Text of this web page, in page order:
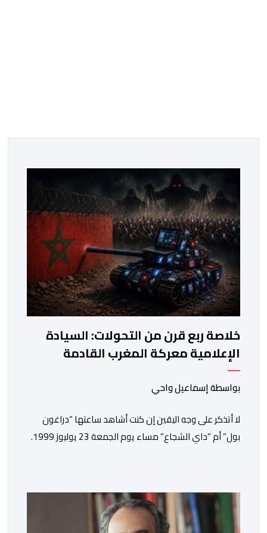
خلاصة ربع قرن من التحولات: السيادة
الإعلامية معركة المغرب القادمة
بواسطة إسماعيل واحي
لا أتذكر على وجه اليقين إن كنت أشاهد ساعتها “دراغون
بول” أم “داي الشجاع” مساء يوم الجمعة 23 يوليوز 1999.
الإعلان الرسمي عن وفاة الملك الحسن الثاني طيب الله ثراه،
رافقته هيستيريا من البكاء داخل المنزل […]